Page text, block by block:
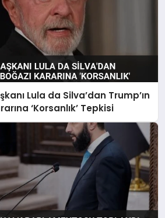
Lula da Silva’dan Trump’ın
‘Korsanlık’ Tepkisi